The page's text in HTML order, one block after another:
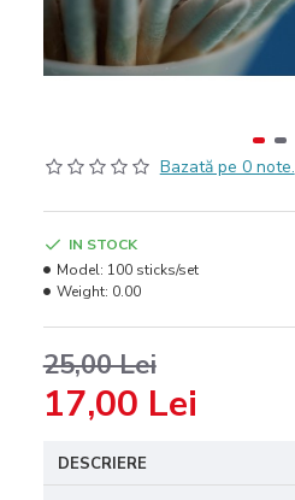
Bazată pe 0 note.
17,00 Lei
25,00 Lei
IN STOCK
Model: 100 sticks/set
Weight: 0.00
DESCRIERE